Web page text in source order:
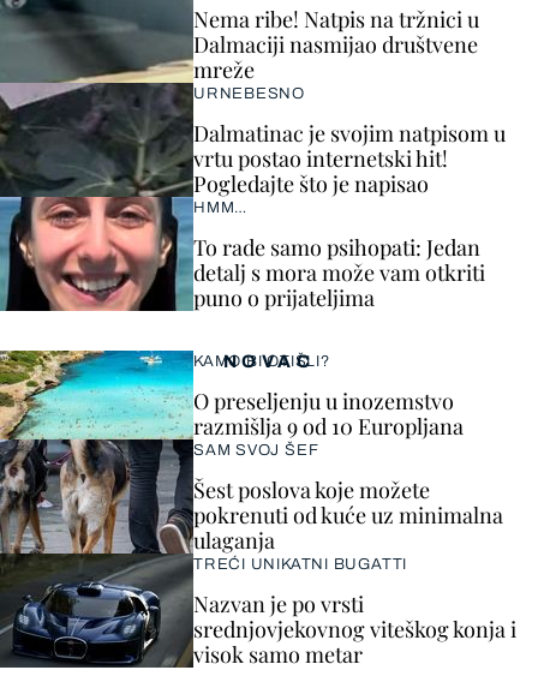
Nema ribe! Natpis na tržnici u
Dalmaciji nasmijao društvene
mreže
URNEBESNO
Dalmatinac je svojim natpisom u
vrtu postao internetski hit!
Pogledajte što je napisao
HMM…
To rade samo psihopati: Jedan
detalj s mora može vam otkriti
puno o prijateljima
NOVAC
KAMO BI OTIŠLI?
O preseljenju u inozemstvo
razmišlja 9 od 10 Europljana
SAM SVOJ ŠEF
Šest poslova koje možete
pokrenuti od kuće uz minimalna
ulaganja
TREĆI UNIKATNI BUGATTI
Nazvan je po vrsti
srednjovjekovnog viteškog konja i
visok samo metar